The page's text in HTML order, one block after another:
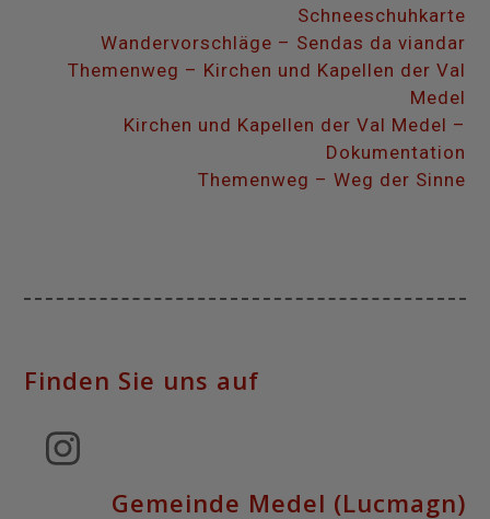
Schneeschuhkarte
Wandervorschläge – Sendas da viandar
Themenweg – Kirchen und Kapellen der Val
Medel
Kirchen und Kapellen der Val Medel –
Dokumentation
Themenweg – Weg der Sinne
Finden Sie uns auf
Instagram
Gemeinde Medel (Lucmagn)